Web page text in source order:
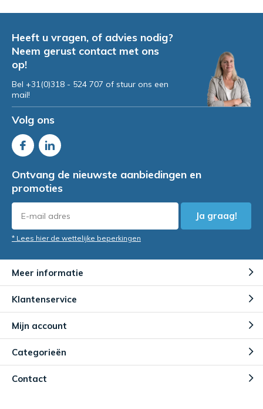
Heeft u vragen, of advies nodig?
Neem gerust contact met ons
op!
Bel +31(0)318 - 524 707 of stuur ons een
mail!
Volg ons
Ontvang de nieuwste aanbiedingen en
promoties
Ja graag!
* Lees hier de wettelijke beperkingen
Meer informatie
Klantenservice
Mijn account
Categorieën
Contact